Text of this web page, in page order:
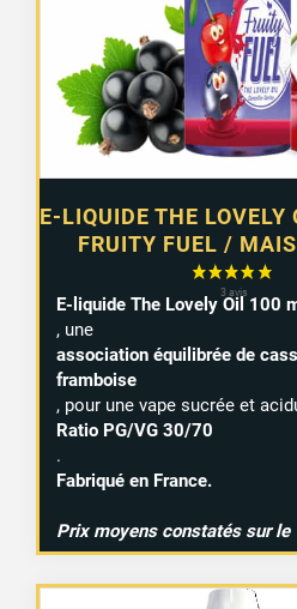
E-LIQUIDE THE
FRUITY FUEL /
E-liquide The Lovely Oil 100
, une
association équilibrée de
framboise
, pour une vape sucrée et
Ratio PG/VG 30/70
.
Fabriqué en France.
Prix moyens constatés sur le